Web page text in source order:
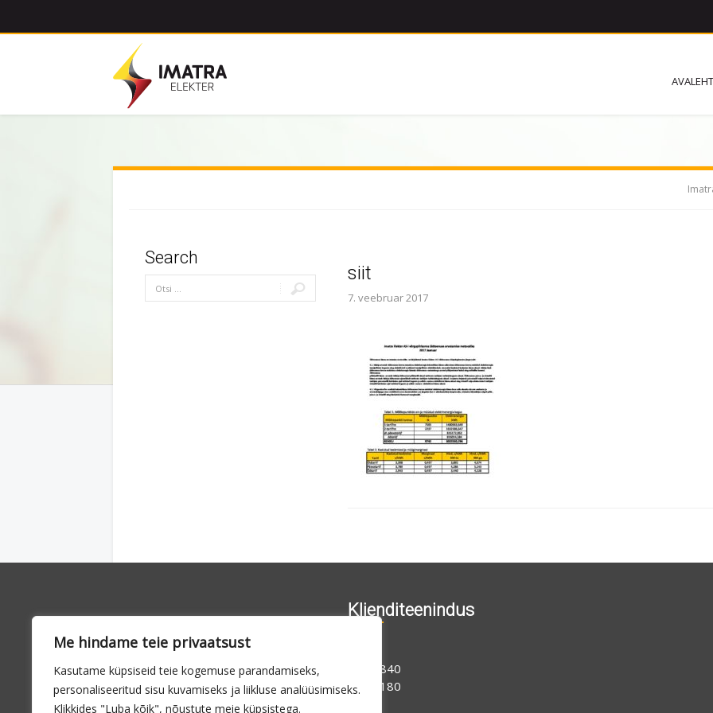
Me hindame teie privaatsust
Kasutame küpsiseid teie kogemuse parandamiseks,
personaliseeritud sisu kuvamiseks ja liikluse analüüsimiseks.
Klikkides "Luba kõik", nõustute meie küpsistega.
AVALEHT
Search
siit
7. veebruar 2017
Klienditeenindus
606 1840
715 0180